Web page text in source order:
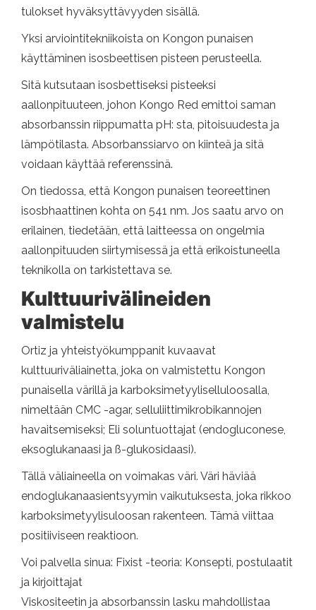
tulokset hyväksyttävyyden sisällä.
Yksi arviointitekniikoista on Kongon punaisen
käyttäminen isosbeettisen pisteen perusteella.
Sitä kutsutaan isosbettiseksi pisteeksi
aallonpituuteen, johon Kongo Red emittoi saman
absorbanssin riippumatta pH: sta, pitoisuudesta ja
lämpötilasta. Absorbanssiarvo on kiinteä ja sitä
voidaan käyttää referenssinä.
On tiedossa, että Kongon punaisen teoreettinen
isosbhaattinen kohta on 541 nm. Jos saatu arvo on
erilainen, tiedetään, että laitteessa on ongelmia
aallonpituuden siirtymisessä ja että erikoistuneella
teknikolla on tarkistettava se.
Kulttuurivälineiden
valmistelu
Ortiz ja yhteistyökumppanit kuvaavat
kulttuuriväliainetta, joka on valmistettu Kongon
punaisella värillä ja karboksimetyyliselluloosalla,
nimeltään CMC -agar, selluliittimikrobikannojen
havaitsemiseksi; Eli soluntuottajat (endogluconese,
eksoglukanaasi ja ß-glukosidaasi).
Tällä väliaineella on voimakas väri. Väri häviää
endoglukanaasientsyymin vaikutuksesta, joka rikkoo
karboksimetyylisuloosan rakenteen. Tämä viittaa
positiiviseen reaktioon.
Voi palvella sinua: Fixist -teoria: Konsepti, postulaatit
ja kirjoittajat
Viskositeetin ja absorbanssin lasku mahdollistaa